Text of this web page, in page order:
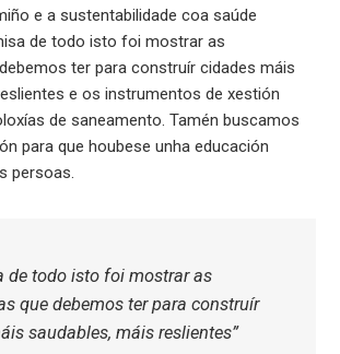
e a sustentabilidade coa saúde
de todo isto foi mostrar as
ter para construír cidades máis
e os instrumentos de xestión
de saneamento. Tamén buscamos
para que houbese unha educación
persoas.
de todo isto foi mostrar as
que debemos ter para construír
saudables, máis reslientes”